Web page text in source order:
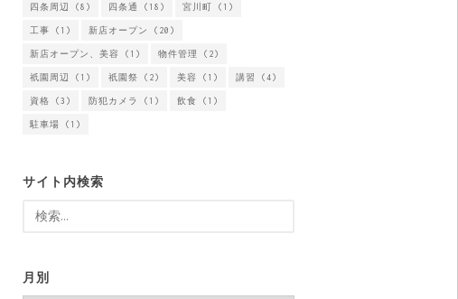
四条周辺 (8) 四条通 (18) 宮川町 (1)
工事 (1) 新店オープン (20)
新店オープン、美容 (1) 物件管理 (2)
祇園周辺 (1) 祇園祭 (2) 美容 (1) 講習 (4)
資格 (3) 防犯カメラ (1) 飲食 (1)
駐車場 (1)
サイト内検索
月別